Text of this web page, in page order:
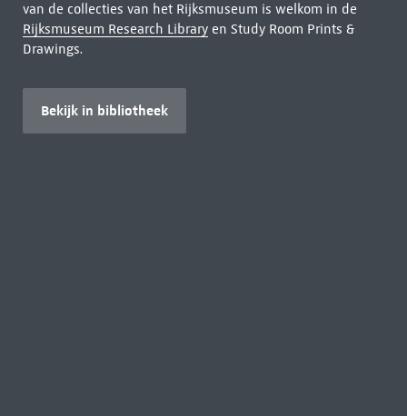
van de collecties van het Rijksmuseum is welkom in de
Rijksmuseum Research Libraryen Study Room Prints &
Drawings.
Bekijk in bibliotheek